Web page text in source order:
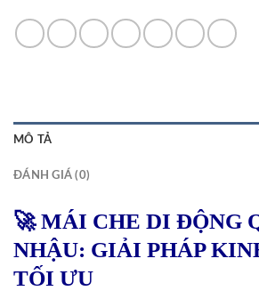
MÔ TẢ
ĐÁNH GIÁ (0)
🚀 MÁI CHE DI ĐỘNG
NHẬU: GIẢI PHÁP
TỐI ƯU